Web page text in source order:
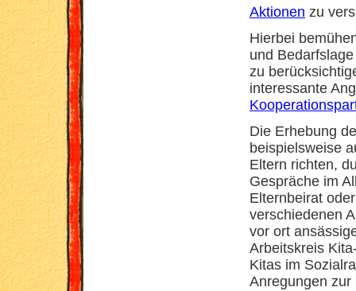
Aktionen zu
Hierbei
und
zu
interessante
Die Erhebung
beispielsweise
Eltern richten,
Gespräche im
Elternbeirat
verschiedenen
vor ort
Arbeitskreis
Kitas im
Anregungen zur